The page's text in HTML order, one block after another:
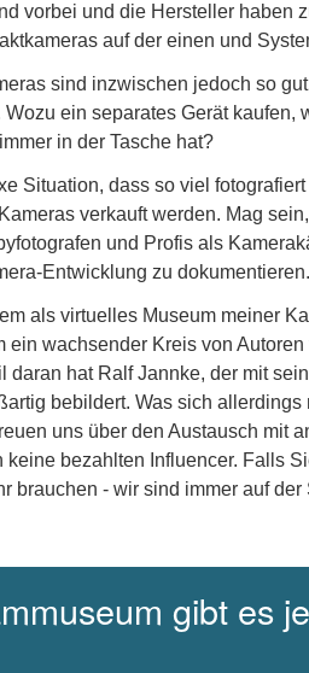
vorbei und die Hersteller haben
auf der einen und
sind inzwischen jedoch so
ein separates Gerät
in der Tasche hat?
Situation, dass so viel
verkauft werden. Mag
und Profis als
Entwicklung zu dokumentieren.
als virtuelles Museum meiner
ein wachsender Kreis von
daran hat Ralf Jannke, der mit
bebildert. Was sich
uns über den Austausch mit
bezahlten Influencer. Falls
brauchen - wir sind immer auf
gibt es